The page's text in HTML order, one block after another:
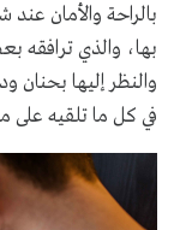
بالراحة والأمان
بها، والذي ترافقه
والنظر إليها بحنان
في كل ما تلقيه على